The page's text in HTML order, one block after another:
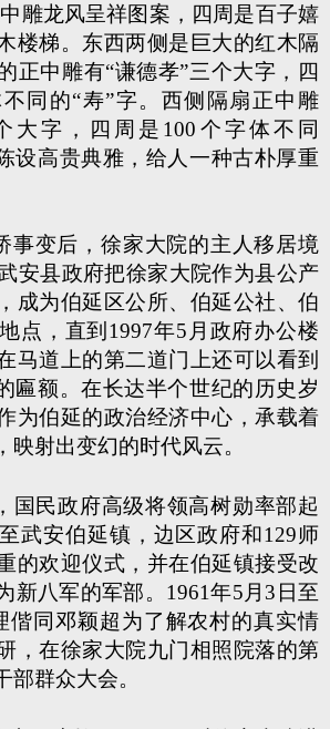
雕龙风呈祥图案，四周是百子嬉
楼梯。东西两侧是巨大的红木隔
正中雕有“谦德孝”三个大字，四
同的“寿”字。西侧隔扇正中雕
大字，四周是100个字体不同
设高贵典雅，给人一种古朴厚重
事变后，徐家大院的主人移居境
安县政府把徐家大院作为县公产
成为伯延区公所、伯延公社、伯
点，直到1997年5月政府办公楼
马道上的第二道门上还可以看到
匾额。在长达半个世纪的历史岁
为伯延的政治经济中心，承载着
映射出变幻的时代风云。
国民政府高级将领高树勋率部起
武安伯延镇，边区政府和129师
的欢迎仪式，并在伯延镇接受改
新八军的军部。1961年5月3日至
偕同邓颖超为了解农村的真实情
，在徐家大院九门相照院落的第
部群众大会。